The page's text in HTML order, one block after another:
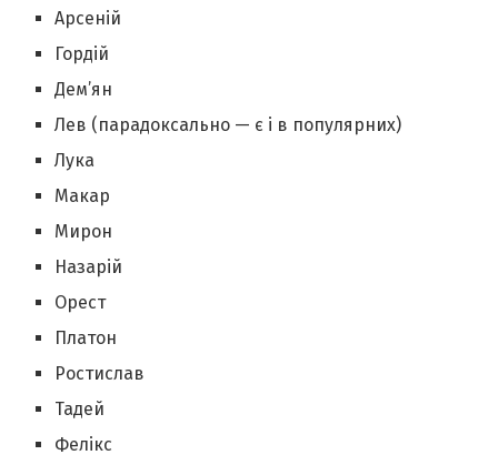
Арсеній
Гордій
Дем’ян
Лев (парадоксально — є і в популярних)
Лука
Макар
Мирон
Назарій
Орест
Платон
Ростислав
Тадей
Фелікс